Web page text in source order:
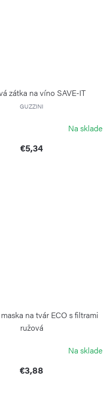
zátka na víno SAVE-IT
GUZZINI
Na sklade
€5,34
na tvár ECO s filtrami
ružová
Na sklade
€3,88